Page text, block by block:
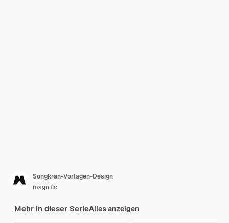
Songkran-Vorlagen-Design
magnific
Mehr in dieser SerieAlles anzeigen